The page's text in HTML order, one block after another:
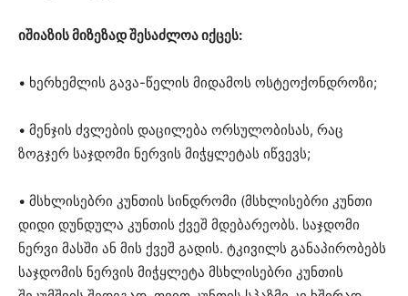
იშიაზის მიზეზად შესაძლოა იქცეს:
• ხერხემლის გავა-წელის მიდამოს ოსტეოქონდროზი;
• მენჯის ძვლების დაცილება ორსულობისას, რაც
ზოგჯერ საჯდომი ნერვის მიჭყლეტას იწვევს;
• მსხლისებრი კუნთის სინდრომი (მსხლისებრი კუნთი
დიდი დუნდულა კუნთის ქვეშ მდებარეობს. საჯდომი
ნერვი მასში ან მის ქვეშ გადის. ტკივილს განაპირობებს
საჯდომის ნერვის მიჭყლეტა მსხლისებრი კუნთის